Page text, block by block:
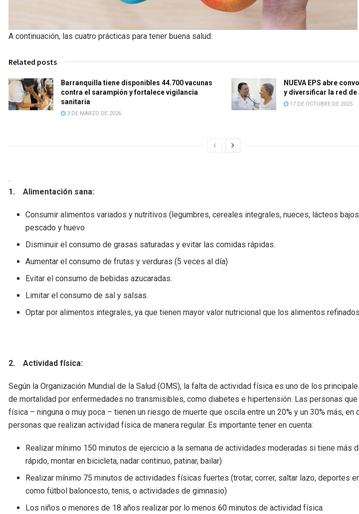
A continuación, las cuatro prácticas para tener buena salud:
Related posts
Barranquilla tiene disponibles 44.700 vacunas
contra el sarampión y fortalece vigilancia
sanitaria
3 DE MARZO DE 2026
NUEVA EPS abre
y diversificar la red de
17 DE OCTUBRE DE 2025
.
1. Alimentación sana:
Consumir alimentos variados y nutritivos (legumbres, cereales integrales, nueces, lácteos
pescado y huevo
Disminuir el consumo de grasas saturadas y evitar las comidas rápidas.
Aumentar el consumo de frutas y verduras (5 veces al día)
Evitar el consumo de bebidas azucaradas.
Limitar el consumo de sal y salsas.
Optar por alimentos integrales, ya que tienen mayor valor nutricional que los alimentos
2. Actividad física:
Según la Organización Mundial de la Salud (OMS), la falta de actividad física es uno de los
de mortalidad por enfermedades no transmisibles, como diabetes e hipertensión. Las personas
física – ninguna o muy poca – tienen un riesgo de muerte que oscila entre un 20% y un 30% más, en
personas que realizan actividad física de manera regular. Es importante tener en cuenta:
Realizar mínimo 150 minutos de ejercicio a la semana de actividades moderadas si tiene más
rápido, montar en bicicleta, nadar continuo, patinar, bailar)
Realizar mínimo 75 minutos de actividades físicas fuertes (trotar, correr, saltar lazo, deportes
como fútbol baloncesto, tenis, o actividades de gimnasio)
Los niños o menores de 18 años realizar por lo menos 60 minutos de actividad física.